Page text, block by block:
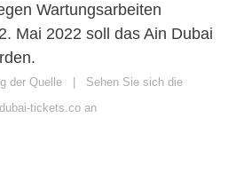
Wartungsarbeiten
Mai 2022 soll das Ain Dubai
der Quelle
Sehen Sie sich die
tickets.co an